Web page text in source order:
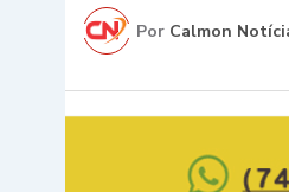
Por Calmon